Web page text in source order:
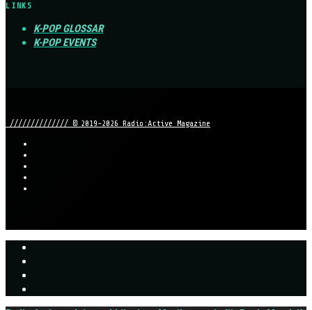
LINKS
K-POP GLOSSAR
K-POP EVENTS
////////////// © 2019-2026 Radio:Active Magazine